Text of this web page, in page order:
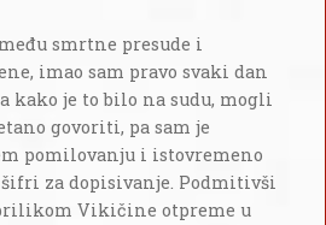
smrtne presude i
imao sam pravo svaki dan
kako je to bilo na sudu, mogli
govoriti, pa sam je
pomilovanju i istovremeno
za dopisivanje. Podmitivši
Vikičine otpreme u